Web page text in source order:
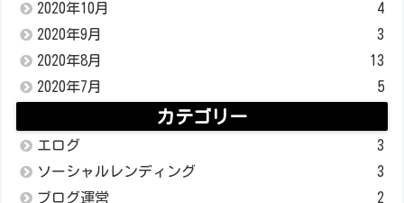
2020年10月
4
2020年9月
3
2020年8月
13
2020年7月
5
カテゴリー
エログ
3
ソーシャルレンディング
3
ブログ運営
2